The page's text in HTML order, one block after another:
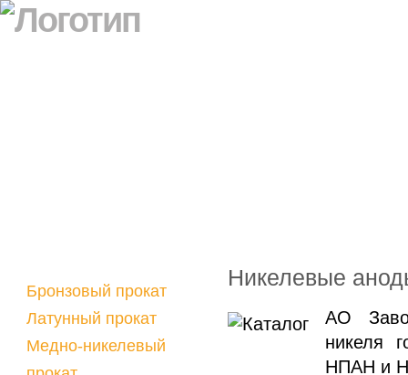
Бронзовый прокат
Латунный прокат
Медно-никелевый
Никелевые
АО
никеля
НПАН и